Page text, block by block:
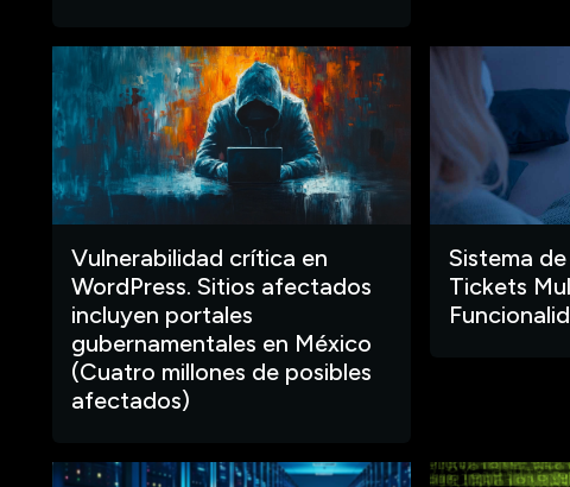
Vulnerabilidad crítica en
WordPress. Sitios afectados
incluyen portales
gubernamentales en México
(Cuatro millones de posibles
afectados)
Sistema
Tickets